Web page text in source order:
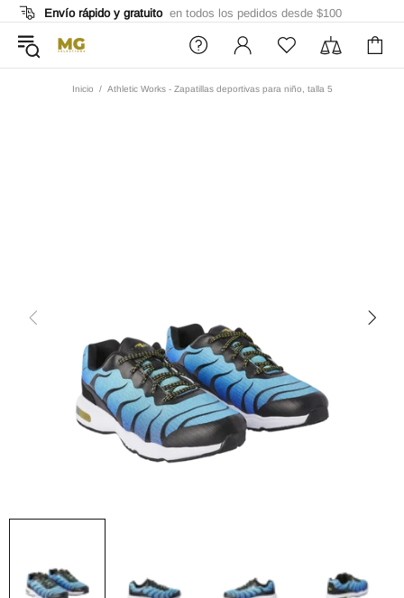
Envío rápido y gratuito en todos los pedidos desde $100
Inicio Athletic Works - Zapatillas deportivas para niño, talla 5